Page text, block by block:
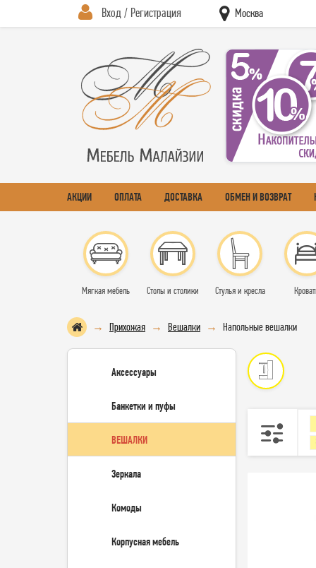
Вход / Регистрация Москва
АКЦИИ ОПЛАТА ДОСТАВКА ОБМЕН И ВОЗВРАТ
Мягкая мебель Столы и столики Стулья и кресла
Прихожая Вешалки Напольные вешалки
Аксессуары
Банкетки и пуфы
ВЕШАЛКИ
Зеркала
Комоды
Корпусная мебель